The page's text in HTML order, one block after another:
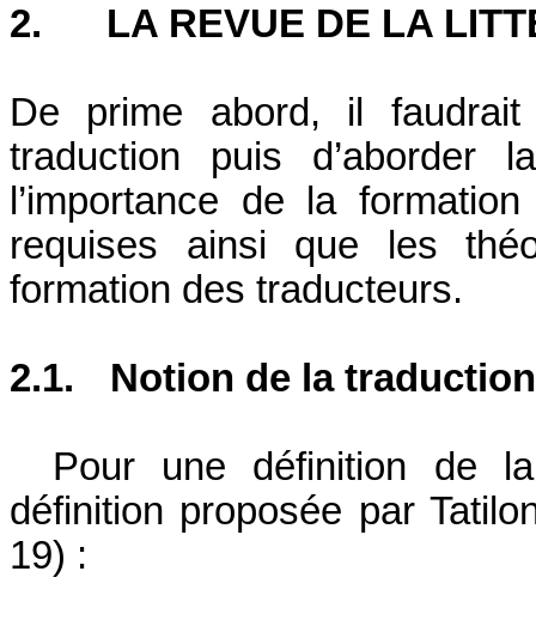
2. LA REVUE DE LA
De prime abord, il faudrait
traduction puis d’aborder
l’importance de la
requises ainsi que les
formation des traducteurs.
2.1. Notion de la traduction
Pour une définition de
définition proposée par
19) :